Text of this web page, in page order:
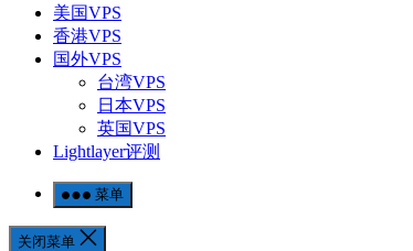
美国VPS
香港VPS
国外VPS
台湾VPS
日本VPS
英国VPS
Lightlayer评测
菜单
关闭菜单